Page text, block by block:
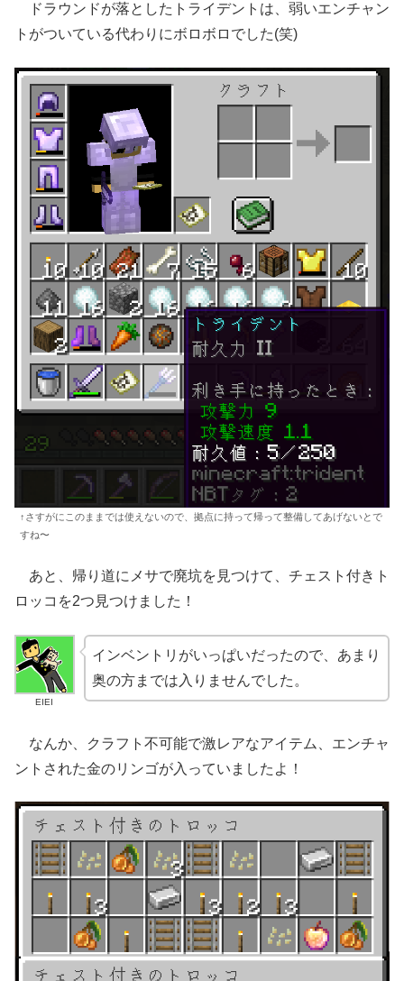
ドラウンドが落としたトライデントは、弱いエンチャン
トがついている代わりにボロボロでした(笑)
↑さすがにこのままでは使えないので、拠点に持って帰って整備してあげないとで
すね〜
あと、帰り道にメサで廃坑を見つけて、チェスト付きト
ロッコを2つ見つけました！
EIEI
インベントリがいっぱいだったので、あまり
奥の方までは入りませんでした。
なんか、クラフト不可能で激レアなアイテム、エンチャ
ントされた金のリンゴが入っていましたよ！